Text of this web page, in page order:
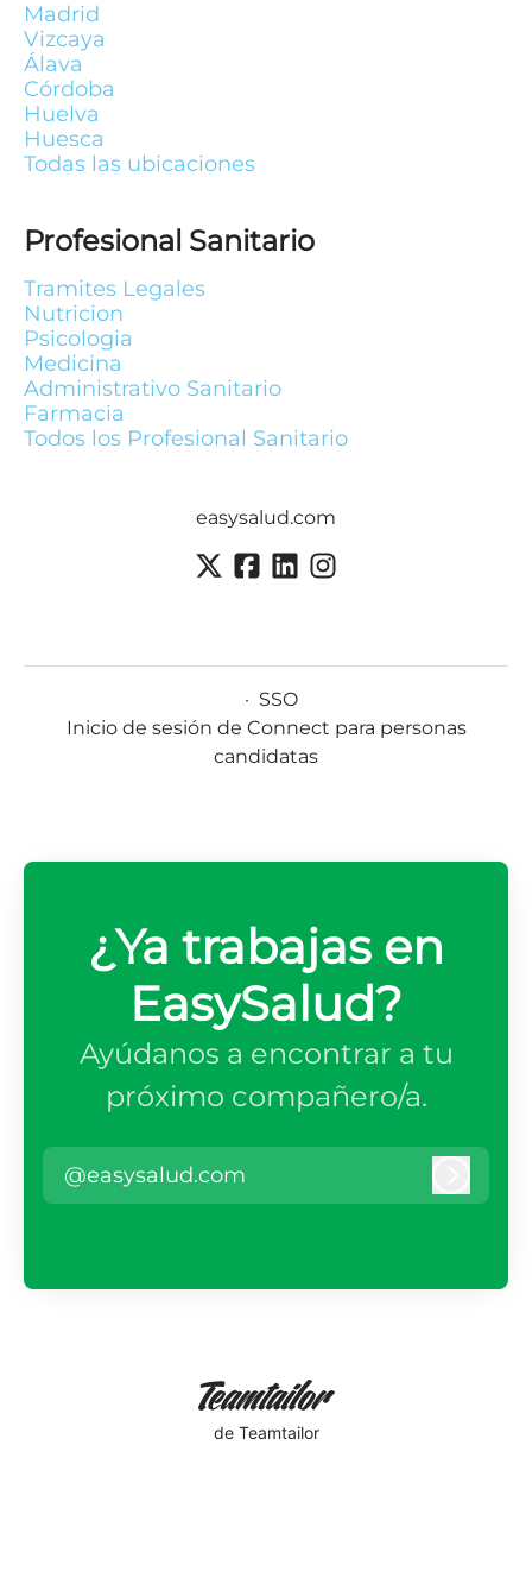
Madrid
Vizcaya
Álava
Córdoba
Huelva
Huesca
Todas las ubicaciones
Profesional Sanitario
Tramites Legales
Nutricion
Psicologia
Medicina
Administrativo Sanitario
Farmacia
Todos los Profesional Sanitario
easysalud.com
· SSO
Inicio de sesión de Connect para personas
candidatas
¿Ya trabajas en
EasySalud?
Ayúdanos a encontrar a tu
próximo compañero/a.
@easysalud.com
de Teamtailor